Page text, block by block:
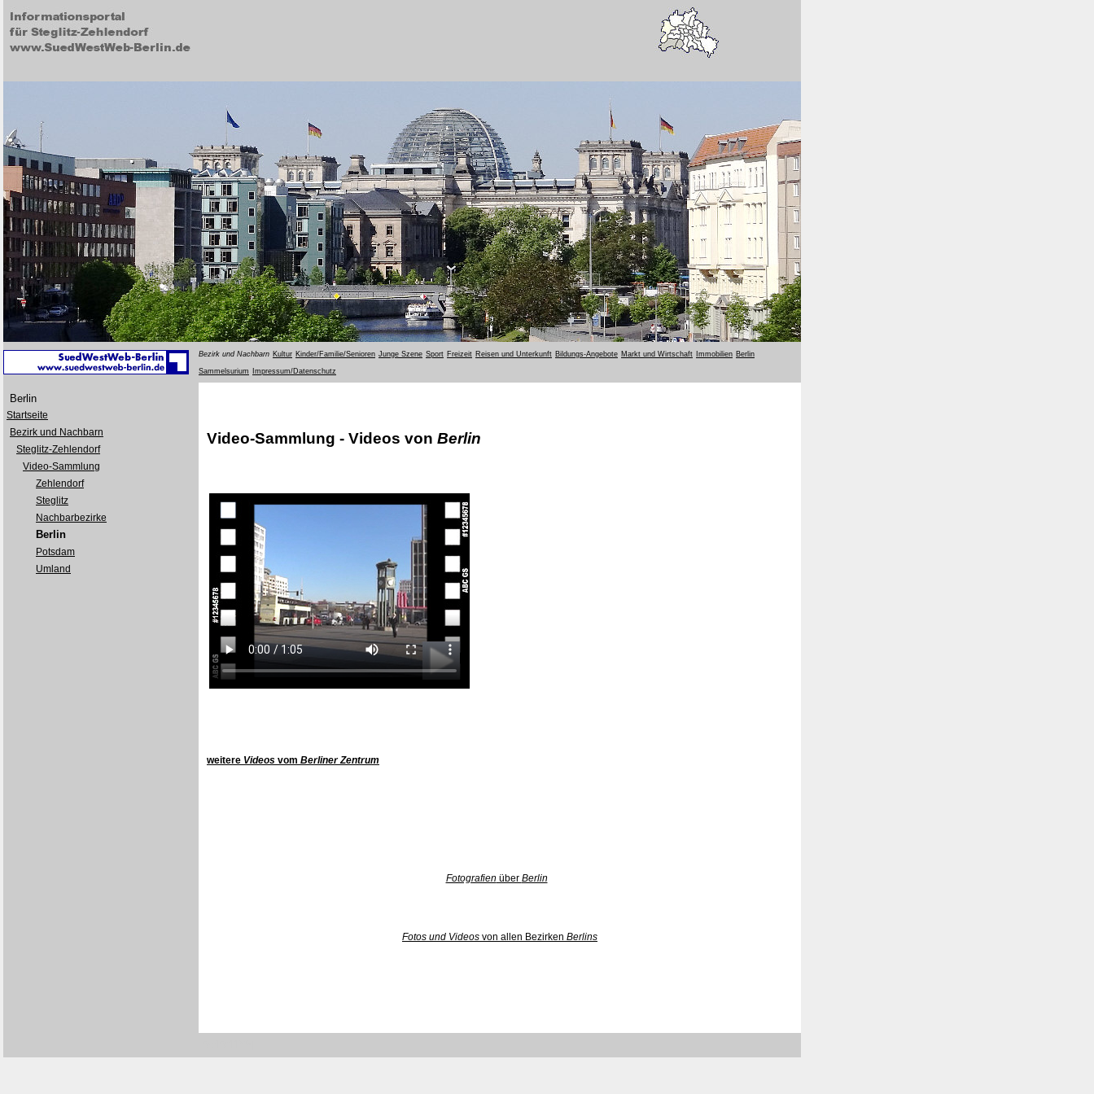
Bezirk und Nachbarn Kultur Kinder/Familie/Senioren Junge Szene Sport Freizeit Reisen und Unterkunft Bildungs-Angebote Markt und Wirtschaft Immobilien Berlin
Sammelsurium Impressum/Datenschutz
Berlin
Startseite
Bezirk und Nachbarn
Steglitz-Zehlendorf
Video-Sammlung
Zehlendorf
Steglitz
Nachbarbezirke
Berlin
Potsdam
Umland
Video-Sammlung - Videos von Berlin
weitere Videos vom Berliner Zentrum
Fotografien über Berlin
Fotos und Videos von allen Bezirken Berlins